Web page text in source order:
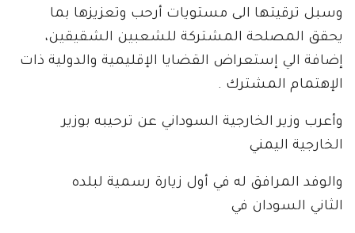
وسبل ترقيتها الى مستويات أرحب وتعزيزها بما
يحقق المصلحة المشتركة للشعبين الشقيقين،
إضافة الي إستعراض القضايا الإقليمية والدولية ذات
الإهتمام المشترك .
وأعرب وزير الخارجية السوداني عن ترحيبه بوزير
الخارجية اليمني
والوفد المرافق له في أول زيارة رسمية لبلده
الثاني السودان في